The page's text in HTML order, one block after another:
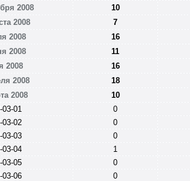
2008
10
2008
7
2008
16
2008
11
2008
16
2008
18
2008
10
03-01
0
03-02
0
03-03
0
03-04
1
03-05
0
03-06
0